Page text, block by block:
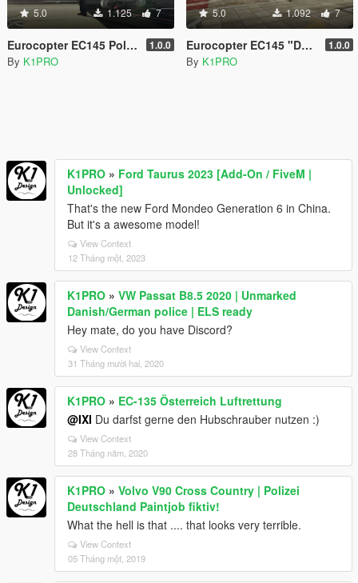
5.0 1.125 7
Eurocopter EC145 Polizei 1.0.0
By K1PRO
5.0 1.092 7
Eurocopter EC145 "DRK" Luftrettung 1.0.0
By K1PRO
K1PRO » Ford Taurus 2023 [Add-On / FiveM |
Unlocked]
That's the new Ford Mondeo Generation 6 in China.
But it's a awesome model!
View Context
12 Tháng một, 2023
K1PRO » VW Passat B8.5 2020 | Unmarked
Danish/German police | ELS ready
Hey mate, do you have Discord?
View Context
31 Tháng mười hai, 2020
K1PRO » EC-135 Österreich Luftrettung
@IXI Du darfst gerne den Hubschrauber nutzen :)
View Context
28 Tháng năm, 2020
K1PRO » Volvo V90 Cross Country | Polizei
Deutschland Paintjob fiktiv!
What the hell is that .... that looks very terrible.
View Context
05 Tháng một, 2019